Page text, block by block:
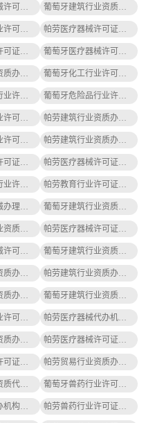
葡萄牙医疗器械许可证办理流程及步骤指南 葡萄牙建筑行业资质办理办理流程、价格攻略
葡萄牙建筑行业许可证办理需要多少钱呢 帕劳医疗器械许可证办理费用明细指南
帕劳医疗器械许可证办理流程、价格攻略 葡萄牙医疗器械许可证办理的条件是什么
帕劳贸易行业资质办理流程、价格攻略 葡萄牙化工行业许可证办理的条件是什么
葡萄牙危险品行业许可证办理流程、费用、条件指南 葡萄牙危险品行业许可证办理流程、价格攻略
葡萄牙化工行业许可证办理流程及费用攻略 帕劳建筑行业资质办理办理需要多少钱呢
帕劳危险品行业许可证办理的条件是什么 帕劳建筑行业资质办理办理流程及费用攻略
帕劳农药行业许可证办理费用明细指南 帕劳医疗器械许可证办理流程及步骤指南
葡萄牙危险品行业许可证办理流程及步骤指南 帕劳教育行业许可证办理费用明细指南
葡萄牙医疗器械办理条件是哪些攻略 葡萄牙建筑行业资质办理办理需要多少钱呢
葡萄牙建筑行业资质办理办理的条件是什么 帕劳医疗器械许可证代办机构怎么选
葡萄牙医疗器械许可证办理条件是哪些攻略 葡萄牙建筑行业资质办理代办机构怎么选
帕劳贸易行业资质办理流程、费用、条件指南 帕劳建筑行业资质办理代办机构怎么选
帕劳建筑行业资质办理办理条件是哪些攻略 葡萄牙建筑行业资质办理办理条件是哪些攻略
葡萄牙兽药行业许可证办理流程、费用、条件指南 帕劳医疗器械代办机构怎么选
帕劳贸易行业资质办理流程及步骤指南 帕劳医疗器械许可证办理流程及费用攻略
帕劳兽药行业许可证办理费用明细指南 帕劳贸易行业资质办理条件是哪些攻略
帕劳贸易行业资质代办机构怎么选 葡萄牙兽药行业许可证办理流程及费用攻略
葡萄牙医药代办机构怎么选 帕劳兽药行业许可证办理需要多少钱呢